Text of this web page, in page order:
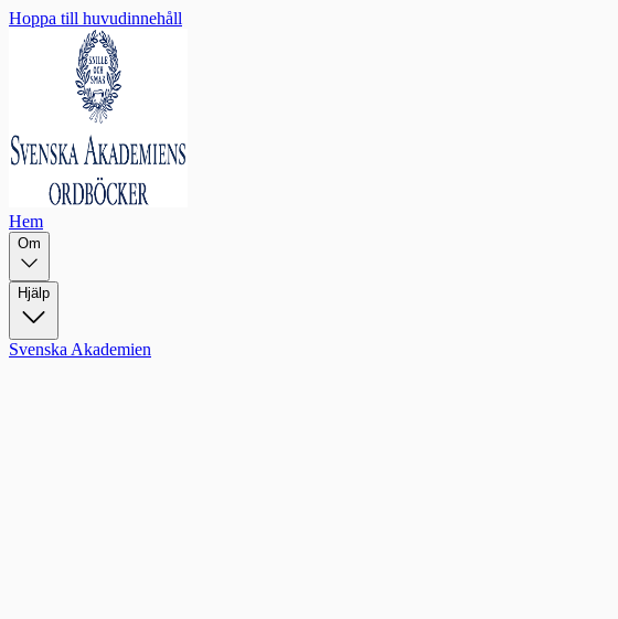
Hoppa till huvudinnehåll
Hem
Om
Hjälp
Svenska Akademien